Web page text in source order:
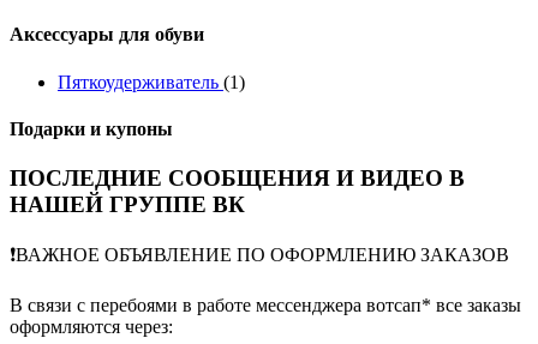
Аксессуары для обуви
Пяткоудерживатель (1)
Подарки и купоны
ПОСЛЕДНИЕ СООБЩЕНИЯ И ВИДЕО В
НАШЕЙ ГРУППЕ ВК
❗️ВАЖНОЕ ОБЪЯВЛЕНИЕ ПО ОФОРМЛЕНИЮ ЗАКАЗОВ
В связи с перебоями в работе мессенджера вотсап* все заказы
оформляются через: